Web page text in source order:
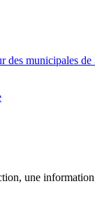
des municipales
une